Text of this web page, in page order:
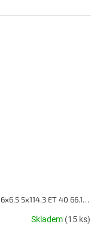
Alu kola design Nissan (TL0400) 16x6.5 5x114.3 ET 40 66.1 černé
Skladem (15 ks)